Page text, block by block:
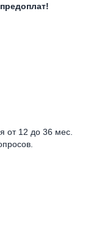
от 12 до 36 мес.